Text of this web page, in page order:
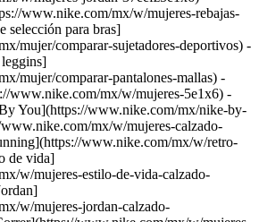
www.nike.com/mx/w/mujeres-rebajas-
selección para bras]
mujer/comparar-sujetadores-deportivos) -
mujer/comparar-pantalones-mallas) -
www.nike.com/mx/w/mujeres-5e1x6) -
You](https://www.nike.com/mx/nike-by-
mx/w/mujeres-calzado-
www.nike.com/mx/w/retro-
de vida]
w/mujeres-estilo-de-vida-calzado-
w/mujeres-jordan-calzado-